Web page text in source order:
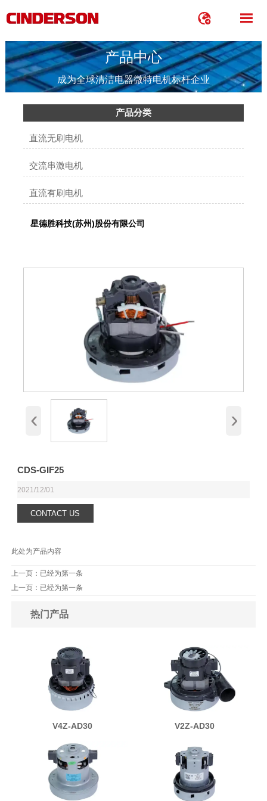
 
产品中心
成为全球清洁电器微特电机标杆企业
产品分类
直流无刷电机
交流串激电机
直流有刷电机
星德胜科技(苏州)股份有限公司
‹ ›
CDS-GIF25
2021/12/01
CONTACT US
此处为产品内容
上一页：已经为第一条
上一页：已经为第一条
热门产品
V4Z-AD30 V2Z-AD30